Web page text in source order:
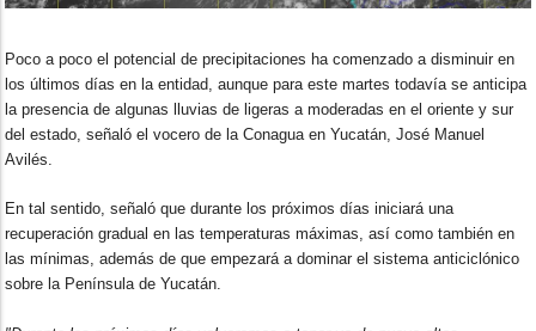
Poco a poco el potencial de precipitaciones ha comenzado a disminuir en
los últimos días en la entidad, aunque para este martes todavía se anticipa
la presencia de algunas lluvias de ligeras a moderadas en el oriente y sur
del estado, señaló el vocero de la Conagua en Yucatán, José Manuel
Avilés.
En tal sentido, señaló que durante los próximos días iniciará una
recuperación gradual en las temperaturas máximas, así como también en
las mínimas, además de que empezará a dominar el sistema anticiclónico
sobre la Península de Yucatán.